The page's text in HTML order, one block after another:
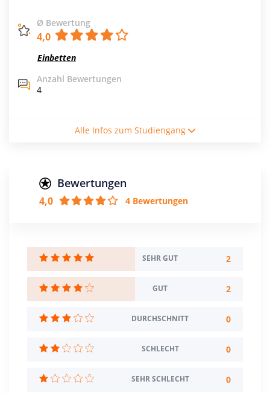
Ø Bewertung
4,0
Einbetten
Anzahl Bewertungen
4
Vollzeitstudium
Zulassungsbeschränkung
240
Regelstudienzeit
8 Semester
Sprache
Englisch
Studienbeginn
Wintersemester
Alle Infos zum Studiengang
Bewertungen
4,0 4 Bewertungen
SEHR GUT 2
GUT 2
DURCHSCHNITT 0
SCHLECHT 0
SEHR SCHLECHT 0